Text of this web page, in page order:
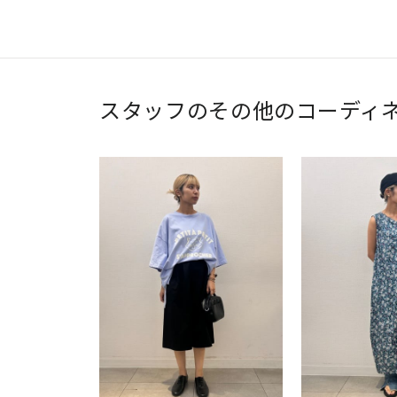
スタッフのその他のコーディ